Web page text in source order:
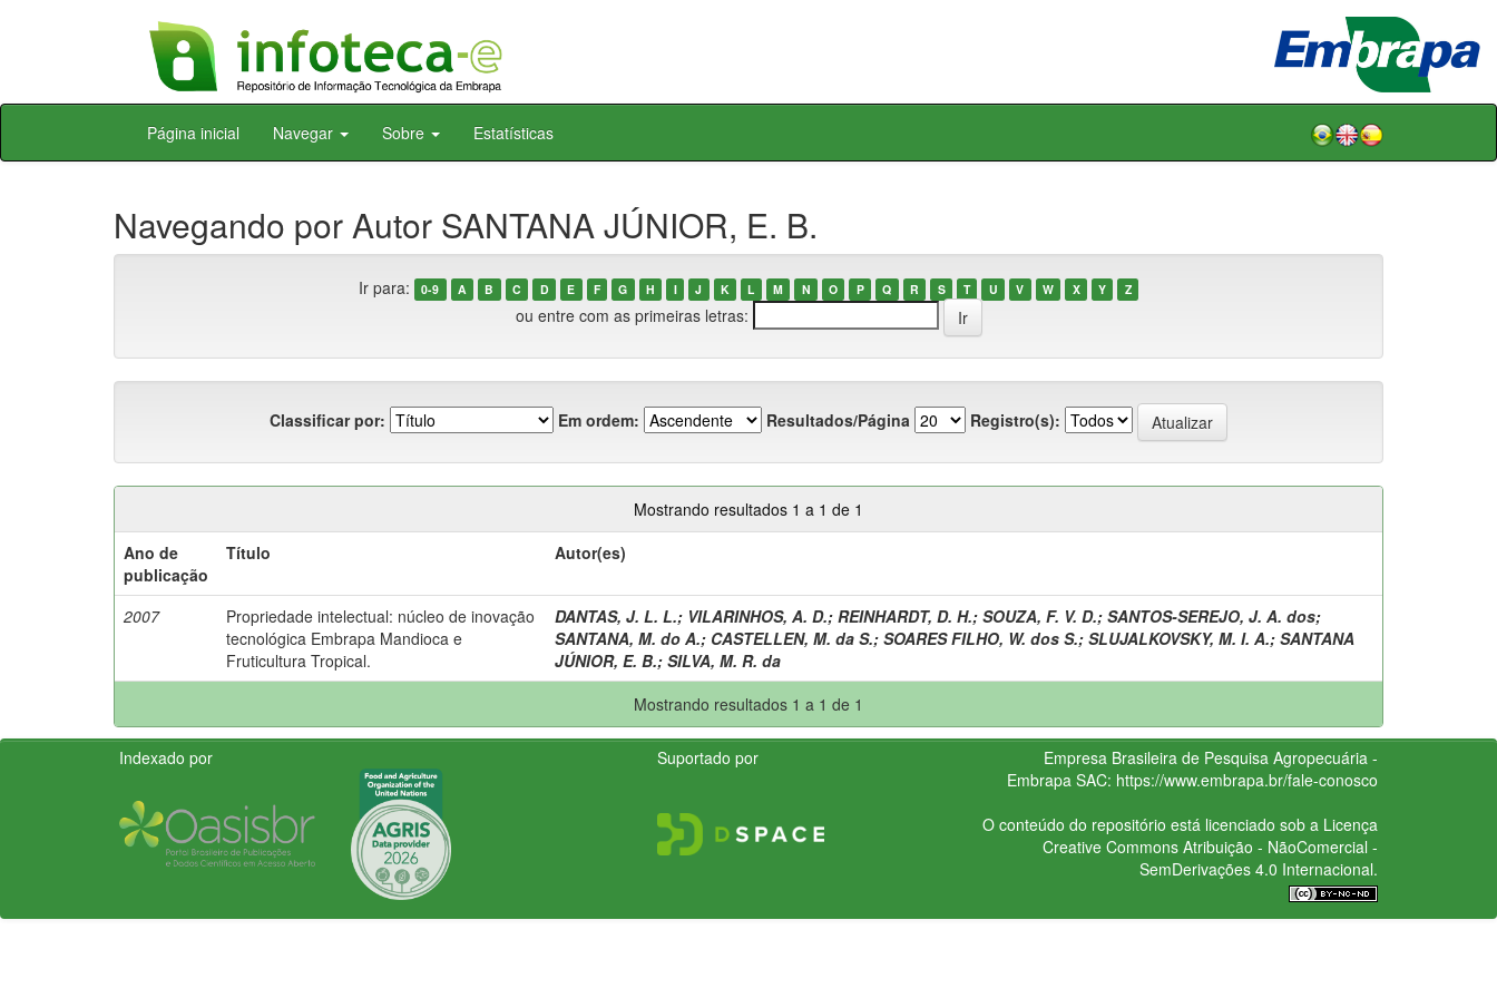
Skip
Página inicial Navegar Sobre Estatísticas
Navegando por Autor SANTANA JÚNIOR, E. B.
Ir para: 0-9 A B C D E F G H I J K L M N O P Q R S T U V W X Y Z
ou entre com as primeiras letras:
Classificar por: Em ordem: Resultados/Página Registro(s):
Mostrando resultados 1 a 1 de 1
Ano de
publicação
Título Autor(es)
2007
Propriedade intelectual: núcleo de inovação
tecnológica Embrapa Mandioca e
Fruticultura Tropical.
DANTAS, J. L. L.; VILARINHOS, A. D.; REINHARDT, D. H.; SOUZA, F. V. D.; SANTOS-SEREJO, J. A. dos;
SANTANA, M. do A.; CASTELLEN, M. da S.; SOARES FILHO, W. dos S.; SLUJALKOVSKY, M. I. A.; SANTANA
JÚNIOR, E. B.; SILVA, M. R. da
Mostrando resultados 1 a 1 de 1
Indexado por Suportado por
Empresa Brasileira de Pesquisa Agropecuária -
Embrapa SAC: https://www.embrapa.br/fale-conosco
O conteúdo do repositório está licenciado sob a Licença
Creative CommonsAtribuição - NãoComercial -
SemDerivações 4.0 Internacional.